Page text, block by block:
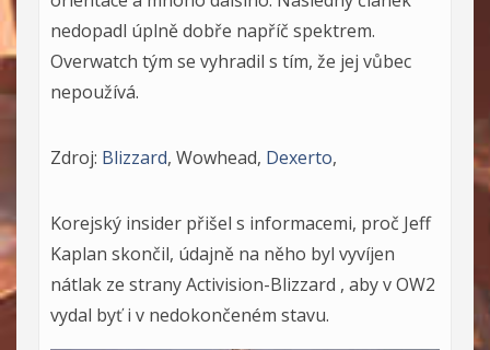
nedopadl úplně dobře napříč spektrem.
Overwatch tým se vyhradil s tím, že jej vůbec
nepoužívá.
Zdroj: Blizzard, Wowhead, Dexerto,
Korejský insider přišel s informacemi, proč Jeff
Kaplan skončil, údajně na něho byl vyvíjen
nátlak ze strany Activision-Blizzard , aby v OW2
vydal byť i v nedokončeném stavu.